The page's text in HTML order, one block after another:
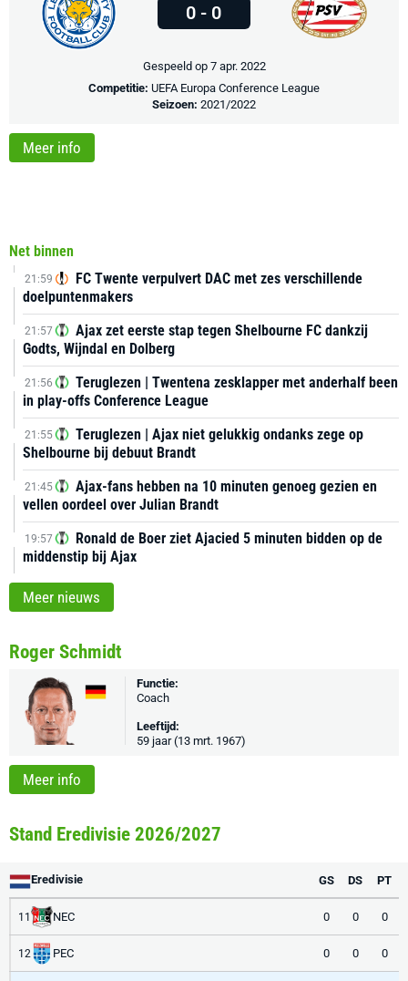
Net binnen
21:59
FC Twente verpulvert DAC met zes verschillende
doelpuntenmakers
21:57
Ajax zet eerste stap tegen Shelbourne FC dankzij
Godts, Wijndal en Dolberg
21:56
Teruglezen | Twentena zesklapper met anderhalf been
in play-offs Conference League
21:55
Teruglezen | Ajax niet gelukkig ondanks zege op
Shelbourne bij debuut Brandt
21:45
Ajax-fans hebben na 10 minuten genoeg gezien en
vellen oordeel over Julian Brandt
19:57
Ronald de Boer ziet Ajacied 5 minuten bidden op de
middenstip bij Ajax
Meer nieuws
0 - 0
Gespeeld op 7 apr. 2022
Competitie: UEFA Europa Conference League
Seizoen: 2021/2022
Meer info
Roger Schmidt
Functie:
Coach
Leeftijd:
59 jaar (13 mrt. 1967)
Meer info
Stand Eredivisie 2026/2027
Eredivisie GS DS PT
11 NEC 0 0 0
12 PEC 0 0 0